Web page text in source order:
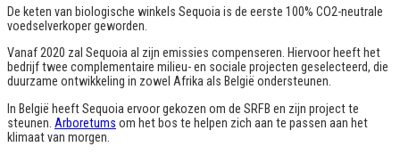
De keten van biologische winkels Sequoia is de eerste 100% CO2-neutrale
voedselverkoper geworden.
Vanaf 2020 zal Sequoia al zijn emissies compenseren. Hiervoor heeft het
bedrijf twee complementaire milieu- en sociale projecten geselecteerd, die
duurzame ontwikkeling in zowel Afrika als België ondersteunen.
In België heeft Sequoia ervoor gekozen om de SRFB en zijn project te
steunen. Arboretums om het bos te helpen zich aan te passen aan het
klimaat van morgen.